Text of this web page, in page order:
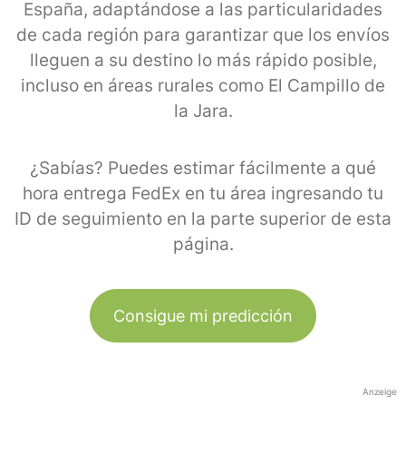
España, adaptándose a las particularidades
de cada región para garantizar que los envíos
lleguen a su destino lo más rápido posible,
incluso en áreas rurales como El Campillo de
la Jara.
¿Sabías? Puedes estimar fácilmente a qué
hora entrega FedEx en tu área ingresando tu
ID de seguimiento en la parte superior de esta
página.
Consigue mi predicción
Anzeige